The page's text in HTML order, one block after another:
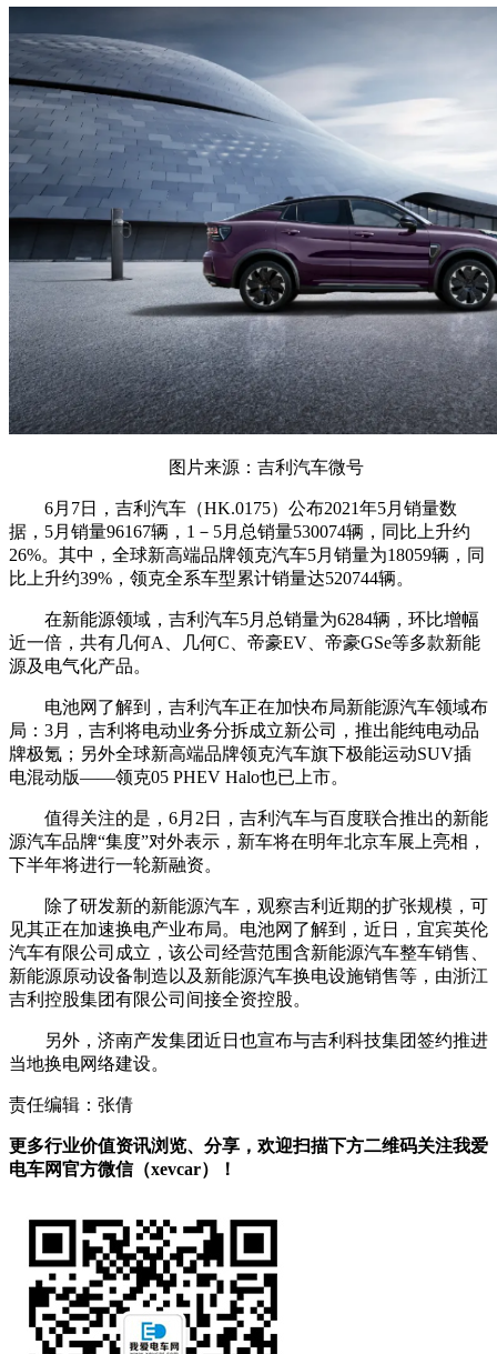
图片来源：吉利汽车微号
6月7日，吉利汽车（HK.0175）公布2021年5月销量数
据，5月销量96167辆，1－5月总销量530074辆，同比上升约
26%。其中，全球新高端品牌领克汽车5月销量为18059辆，同
比上升约39%，领克全系车型累计销量达520744辆。
在新能源领域，吉利汽车5月总销量为6284辆，环比增幅
近一倍，共有几何A、几何C、帝豪EV、帝豪GSe等多款新能
源及电气化产品。
电池网了解到，吉利汽车正在加快布局新能源汽车领域布
局：3月，吉利将电动业务分拆成立新公司，推出能纯电动品
牌极氪；另外全球新高端品牌领克汽车旗下极能运动SUV插
电混动版——领克05 PHEV Halo也已上市。
值得关注的是，6月2日，吉利汽车与百度联合推出的新能
源汽车品牌“集度”对外表示，新车将在明年北京车展上亮相，
下半年将进行一轮新融资。
除了研发新的新能源汽车，观察吉利近期的扩张规模，可
见其正在加速换电产业布局。电池网了解到，近日，宜宾英伦
汽车有限公司成立，该公司经营范围含新能源汽车整车销售、
新能源原动设备制造以及新能源汽车换电设施销售等，由浙江
吉利控股集团有限公司间接全资控股。
另外，济南产发集团近日也宣布与吉利科技集团签约推进
当地换电网络建设。
责任编辑：张倩
更多行业价值资讯浏览、分享，欢迎扫描下方二维码关注我爱
电车网官方微信（xevcar）！